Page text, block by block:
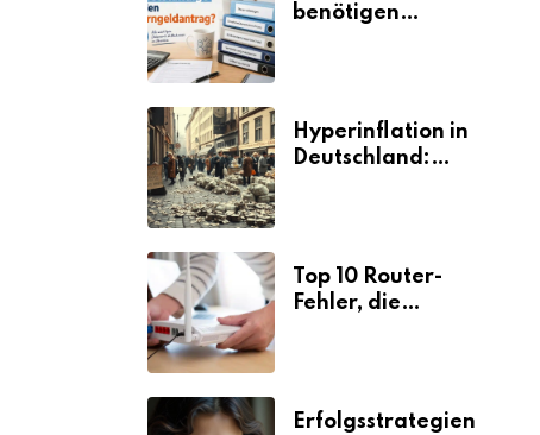
benötigen
Hyperinflation in
Deutschland:
Top 10 Router-
Fehler, die
Erfolgsstrategien